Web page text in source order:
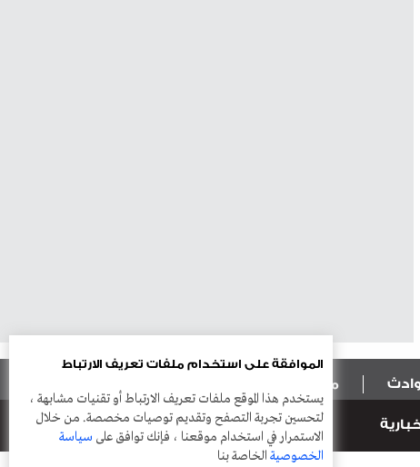
منوعات
الموافقة على استخدام ملفات تعريف الارتباط
يستخدم هذا الموقع ملفات تعريف الارتباط أو تقنيات مشابهة ،
لتحسين تجربة التصفح وتقديم توصيات مخصصة. من خلال
الاستمرار في استخدام موقعنا ، فإنك توافق على سياسة
الخصوصية الخاصة بنا